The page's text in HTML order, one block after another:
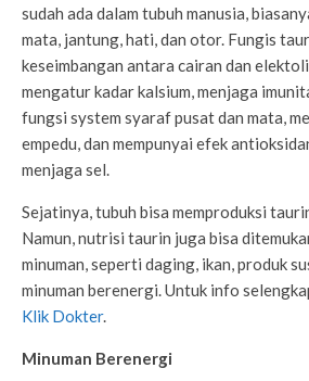
sudah ada dalam tubuh manusia,
mata, jantung, hati, dan otor. Fungis
keseimbangan antara cairan dan
mengatur kadar kalsium, menjaga
fungsi system syaraf pusat dan mata,
empedu, dan mempunyai efek
menjaga sel.
Sejatinya, tubuh bisa memproduksi
Namun, nutrisi taurin juga bisa
minuman, seperti daging, ikan, produk
minuman berenergi. Untuk info
Klik Dokter.
Minuman Berenergi